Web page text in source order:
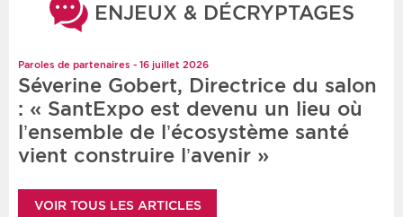
ENJEUX & DÉCRYPTAGES
Paroles de partenaires - 16 juillet 2026
Séverine Gobert, Directrice du salon
: « SantExpo est devenu un lieu où
l’ensemble de l’écosystème santé
vient construire l’avenir »
VOIR TOUS LES ARTICLES